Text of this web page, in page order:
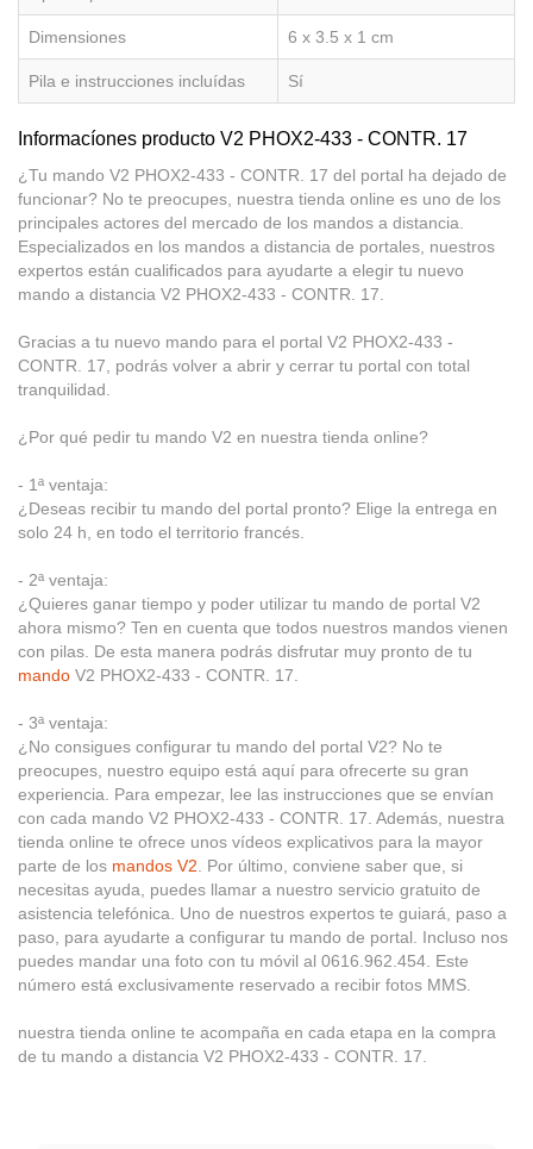
Dimensiones 6 x 3.5 x 1 cm
Pila e instrucciones incluídas Sí
Informacíones producto V2 PHOX2-433 - CONTR. 17
¿Tu mando V2 PHOX2-433 - CONTR. 17 del portal ha dejado de
funcionar? No te preocupes, nuestra tienda online es uno de los
principales actores del mercado de los mandos a distancia.
Especializados en los mandos a distancia de portales, nuestros
expertos están cualificados para ayudarte a elegir tu nuevo
mando a distancia V2 PHOX2-433 - CONTR. 17.
Gracias a tu nuevo mando para el portal V2 PHOX2-433 -
CONTR. 17, podrás volver a abrir y cerrar tu portal con total
tranquilidad.
¿Por qué pedir tu mando V2 en nuestra tienda online?
- 1ª ventaja:
¿Deseas recibir tu mando del portal pronto? Elige la entrega en
solo 24 h, en todo el territorio francés.
- 2ª ventaja:
¿Quieres ganar tiempo y poder utilizar tu mando de portal V2
ahora mismo? Ten en cuenta que todos nuestros mandos vienen
con pilas. De esta manera podrás disfrutar muy pronto de tu
mando V2 PHOX2-433 - CONTR. 17.
- 3ª ventaja:
¿No consigues configurar tu mando del portal V2? No te
preocupes, nuestro equipo está aquí para ofrecerte su gran
experiencia. Para empezar, lee las instrucciones que se envían
con cada mando V2 PHOX2-433 - CONTR. 17. Además, nuestra
tienda online te ofrece unos vídeos explicativos para la mayor
parte de los mandos V2. Por último, conviene saber que, si
necesitas ayuda, puedes llamar a nuestro servicio gratuito de
asistencia telefónica. Uno de nuestros expertos te guiará, paso a
paso, para ayudarte a configurar tu mando de portal. Incluso nos
puedes mandar una foto con tu móvil al 0616.962.454. Este
número está exclusivamente reservado a recibir fotos MMS.
nuestra tienda online te acompaña en cada etapa en la compra
de tu mando a distancia V2 PHOX2-433 - CONTR. 17.